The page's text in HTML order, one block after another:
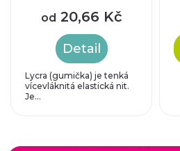
od 20,66 Kč
Detail
Lycra (gumička) je tenká
vícevláknitá elastická nit.
Je...